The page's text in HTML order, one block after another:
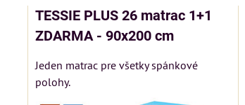
TESSIE PLUS 26 matrac 1+1
ZDARMA - 90x200 cm
Jeden matrac pre všetky spánkové
polohy.